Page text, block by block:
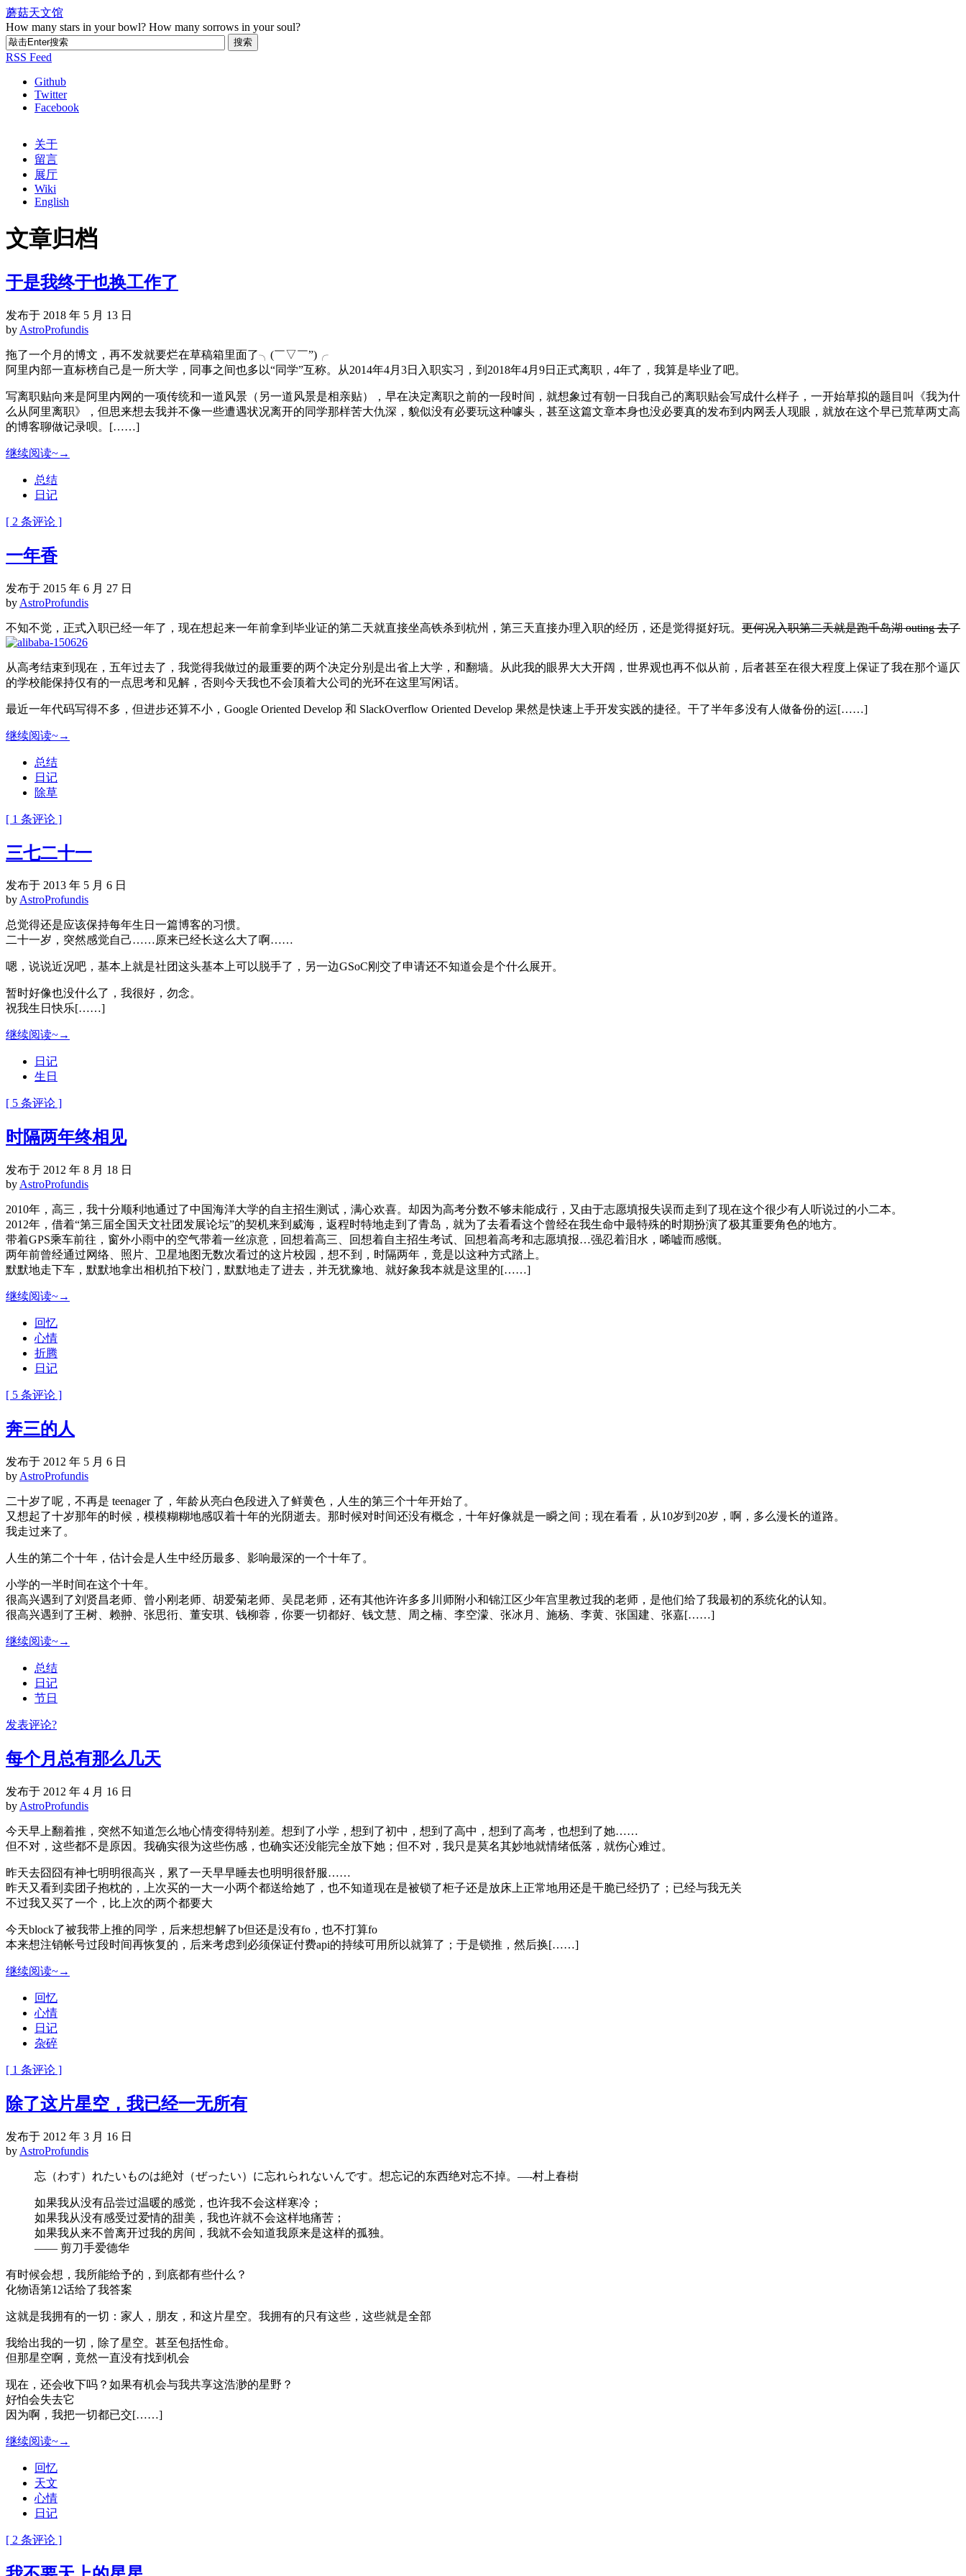
蘑菇天文馆
How many stars in your bowl? How many sorrows in your soul?
RSS Feed
Github
Twitter
Facebook
关于
留言
展厅
Wiki
English
文章归档
于是我终于也换工作了
发布于 2018 年 5 月 13 日
by AstroProfundis
拖了一个月的博文，再不发就要烂在草稿箱里面了╮(￣▽￣”)╭
阿里内部一直标榜自己是一所大学，同事之间也多以“同学”互称。从2014年4月3日入职实习，到2018年4月9日正式离职，4年了，我算是毕业了吧。
写离职贴向来是阿里内网的一项传统和一道风景（另一道风景是相亲贴），早在决定离职之前的一段时间，就想象过有朝一日我自己的离职贴会写成什么样子，一开始草拟的题目叫《我为什
么从阿里离职》，但思来想去我并不像一些遭遇状况离开的同学那样苦大仇深，貌似没有必要玩这种噱头，甚至这篇文章本身也没必要真的发布到内网丢人现眼，就放在这个早已荒草两丈高
的博客聊做记录呗。[……]
继续阅读~→
总结
日记
[ 2 条评论 ]
一年香
发布于 2015 年 6 月 27 日
by AstroProfundis
不知不觉，正式入职已经一年了，现在想起来一年前拿到毕业证的第二天就直接坐高铁杀到杭州，第三天直接办理入职的经历，还是觉得挺好玩。 更何况入职第二天就是跑千岛湖 outing 去了
从高考结束到现在，五年过去了，我觉得我做过的最重要的两个决定分别是出省上大学，和翻墙。从此我的眼界大大开阔，世界观也再不似从前，后者甚至在很大程度上保证了我在那个逼仄
的学校能保持仅有的一点思考和见解，否则今天我也不会顶着大公司的光环在这里写闲话。
最近一年代码写得不多，但进步还算不小，Google Oriented Develop 和 SlackOverflow Oriented Develop 果然是快速上手开发实践的捷径。干了半年多没有人做备份的运[……]
继续阅读~→
总结
日记
除草
[ 1 条评论 ]
三七二十一
发布于 2013 年 5 月 6 日
byAstroProfundis
总觉得还是应该保持每年生日一篇博客的习惯。
二十一岁，突然感觉自己……原来已经长这么大了啊……
嗯，说说近况吧，基本上就是社团这头基本上可以脱手了，另一边GSoC刚交了申请还不知道会是个什么展开。
暂时好像也没什么了，我很好，勿念。
祝我生日快乐[……]
继续阅读~→
日记
生日
[ 5 条评论 ]
时隔两年终相见
发布于 2012 年 8 月 18 日
by AstroProfundis
2010年，高三，我十分顺利地通过了中国海洋大学的自主招生测试，满心欢喜。却因为高考分数不够未能成行，又由于志愿填报失误而走到了现在这个很少有人听说过的小二本。
2012年，借着“第三届全国天文社团发展论坛”的契机来到威海，返程时特地走到了青岛，就为了去看看这个曾经在我生命中最特殊的时期扮演了极其重要角色的地方。
带着GPS乘车前往，窗外小雨中的空气带着一丝凉意，回想着高三、回想着自主招生考试、回想着高考和志愿填报…强忍着泪水，唏嘘而感慨。
两年前曾经通过网络、照片、卫星地图无数次看过的这片校园，想不到，时隔两年，竟是以这种方式踏上。
默默地走下车，默默地拿出相机拍下校门，默默地走了进去，并无犹豫地、就好象我本就是这里的[……]
继续阅读~→
回忆
心情
折腾
日记
[ 5 条评论 ]
奔三的人
发布于 2012 年 5 月 6 日
by AstroProfundis
二十岁了呢，不再是 teenager 了，年龄从亮白色段进入了鲜黄色，人生的第三个十年开始了。
又想起了十岁那年的时候，模模糊糊地感叹着十年的光阴逝去。那时候对时间还没有概念，十年好像就是一瞬之间；现在看看，从10岁到20岁，啊，多么漫长的道路。
我走过来了。
人生的第二个十年，估计会是人生中经历最多、影响最深的一个十年了。
小学的一半时间在这个十年。
很高兴遇到了刘贤昌老师、曾小刚老师、胡爱菊老师、吴昆老师，还有其他许许多多川师附小和锦江区少年宫里教过我的老师，是他们给了我最初的系统化的认知。
很高兴遇到了王树、赖翀、张思衎、董安琪、钱柳蓉，你要一切都好、钱文慧、周之楠、李空濛、张冰月、施杨、李黄、张国建、张嘉[……]
继续阅读~→
总结
日记
节日
发表评论?
每个月总有那么几天
发布于 2012 年 4 月 16 日
by AstroProfundis
今天早上翻着推，突然不知道怎么地心情变得特别差。想到了小学，想到了初中，想到了高中，想到了高考，也想到了她……
但不对，这些都不是原因。我确实很为这些伤感，也确实还没能完全放下她；但不对，我只是莫名其妙地就情绪低落，就伤心难过。
昨天去囧囧有神七明明很高兴，累了一天早早睡去也明明很舒服……
昨天又看到卖团子抱枕的，上次买的一大一小两个都送给她了，也不知道现在是被锁了柜子还是放床上正常地用还是干脆已经扔了；已经与我无关
不过我又买了一个，比上次的两个都要大
今天block了被我带上推的同学，后来想想解了b但还是没有fo，也不打算fo
本来想注销帐号过段时间再恢复的，后来考虑到必须保证付费api的持续可用所以就算了；于是锁推，然后换[……]
继续阅读~→
回忆
心情
日记
杂碎
[ 1 条评论 ]
除了这片星空，我已经一无所有
发布于 2012 年 3 月 16 日
by AstroProfundis
忘（わす）れたいものは絶対（ぜったい）に忘れられないんです。想忘记的东西绝对忘不掉。—-村上春樹
如果我从没有品尝过温暖的感觉，也许我不会这样寒冷；
如果我从没有感受过爱情的甜美，我也许就不会这样地痛苦；
如果我从来不曾离开过我的房间，我就不会知道我原来是这样的孤独。
—— 剪刀手爱德华
有时候会想，我所能给予的，到底都有些什么？
化物语第12话给了我答案
这就是我拥有的一切：家人，朋友，和这片星空。我拥有的只有这些，这些就是全部
我给出我的一切，除了星空。甚至包括性命。
但那星空啊，竟然一直没有找到机会
现在，还会收下吗？如果有机会与我共享这浩渺的星野？
好怕会失去它
因为啊，我把一切都已交[……]
继续阅读~→
回忆
天文
心情
日记
[ 2 条评论 ]